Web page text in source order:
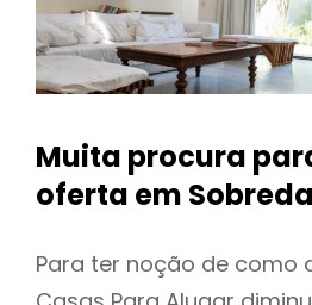
Muita procura
oferta em Sobreda
Para ter noção de como